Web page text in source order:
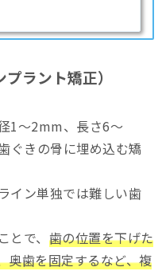
ラント矯正）
1〜2mm、長さ6〜
ぐきの骨に埋め込む矯
イン単独では難しい歯
で、 歯の位置を下げた
奥歯を固定するなど、複